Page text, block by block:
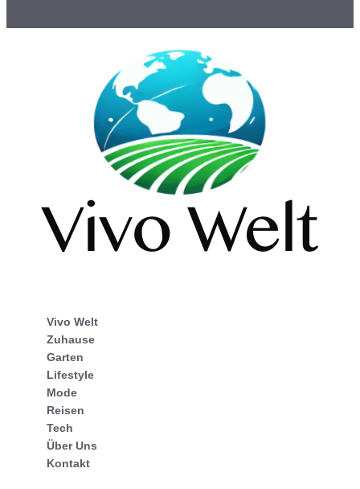
Vivo Welt
Zuhause
Garten
Lifestyle
Mode
Reisen
Tech
Über Uns
Kontakt